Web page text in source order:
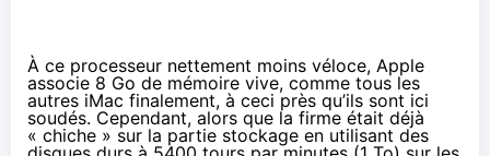
À ce processeur nettement moins véloce, Apple
associe 8 Go de mémoire vive, comme tous les
autres iMac finalement, à ceci près qu’ils sont ici
soudés. Cependant, alors que la firme était déjà
« chiche » sur la partie stockage en utilisant des